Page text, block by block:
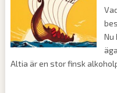
Nu
Altia är en stor finsk